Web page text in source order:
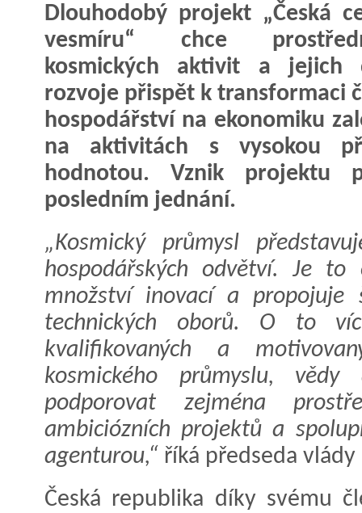
Dlouhodobý projekt „Česká
vesmíru“ chce
kosmických aktivit a jejich
rozvoje přispět k transformaci
hospodářství na ekonomiku
na aktivitách s vysokou
hodnotou. Vznik projektu
posledním jednání.
„Kosmický průmysl
hospodářských odvětví. Je
množství inovací a propojuje
technických oborů. O to
kvalifikovaných a
kosmického průmyslu,
podporovat zejména
ambiciózních projektů a
agenturou,“ říká předseda vlády
Česká republika díky svému